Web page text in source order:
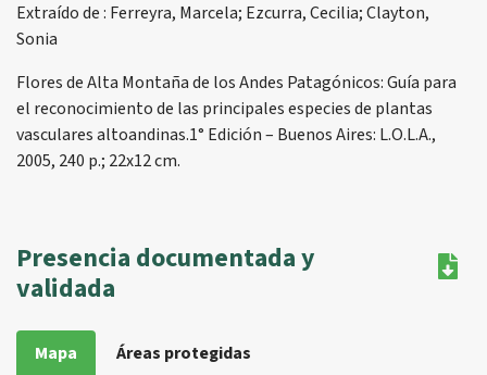
Extraído de : Ferreyra, Marcela; Ezcurra, Cecilia; Clayton,
Sonia
Flores de Alta Montaña de los Andes Patagónicos: Guía para
el reconocimiento de las principales especies de plantas
vasculares altoandinas.1° Edición – Buenos Aires: L.O.L.A.,
2005, 240 p.; 22x12 cm.
Presencia documentada y
validada
Mapa Áreas protegidas